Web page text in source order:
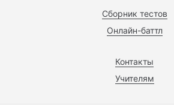
Сборник тестов
Онлайн-баттл
Контакты
Учителям